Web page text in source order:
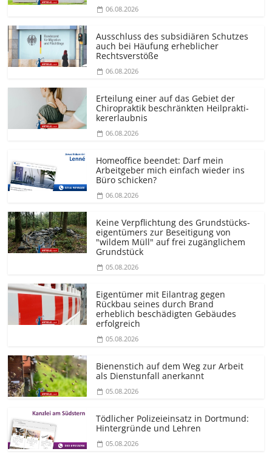
06.08.2026
Ausschluss des subsidiären Schutzes
auch bei Häufung erheblicher
Rechtsverstöße
06.08.2026
Erteilung einer auf das Gebiet der
Chiropraktik beschränkten Heilprakti­
kererlaubnis
06.08.2026
Homeoffice beendet: Darf mein
Arbeitgeber mich einfach wieder ins
Büro schicken?
06.08.2026
Keine Verpflichtung des Grundstücks­
eigentümers zur Beseitigung von
"wildem Müll" auf frei zugänglichem
Grundstück
05.08.2026
Eigentümer mit Eilantrag gegen
Rückbau seines durch Brand
erheblich beschädigten Gebäudes
erfolgreich
05.08.2026
Bienenstich auf dem Weg zur Arbeit
als Dienstunfall anerkannt
05.08.2026
Tödlicher Polizeieinsatz in Dortmund:
Hintergründe und Lehren
05.08.2026